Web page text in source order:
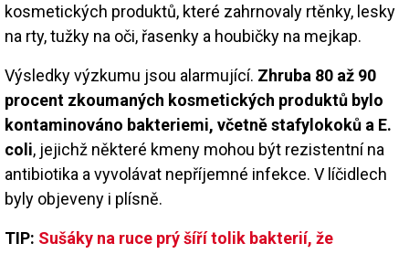
kosmetických produktů, které zahrnovaly rtěnky, lesky
na rty, tužky na oči, řasenky a houbičky na mejkap.
Výsledky výzkumu jsou alarmující. Zhruba 80 až 90
procent zkoumaných kosmetických produktů bylo
kontaminováno bakteriemi, včetně stafylokoků a E.
coli, jejichž některé kmeny mohou být rezistentní na
antibiotika a vyvolávat nepříjemné infekce. V líčidlech
byly objeveny i plísně.
TIP: Sušáky na ruce prý šíří tolik bakterií, že